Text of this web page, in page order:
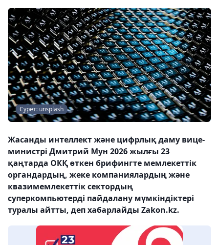
Сурет: unsplash
Жасанды интеллект және цифрлық даму вице-
министрі Дмитрий Мун 2026 жылғы 23
қаңтарда ОКҚ өткен брифингте мемлекеттік
органдардың, жеке компаниялардың және
квазимемлекеттік сектордың
суперкомпьютерді пайдалану мүмкіндіктері
туралы айтты, деп хабарлайды Zakon.kz.